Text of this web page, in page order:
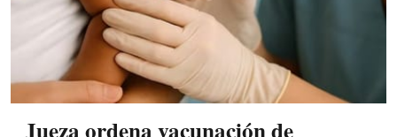
Jueza ordena vacunación de